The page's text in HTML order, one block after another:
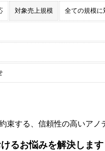
対象売上規模 全ての規模に
束する、信頼性の高いアノ
るお悩みを解決します